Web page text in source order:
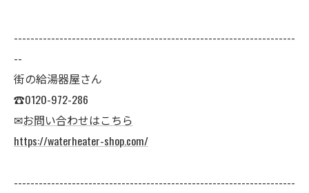
--------------------------------------------------------------------
--
街の給湯器屋さん
☎0120-972-286
✉お問い合わせはこちら
https://waterheater-shop.com/
--------------------------------------------------------------------